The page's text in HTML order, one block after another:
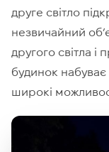
друге світло
незвичайний
другого світла
будинок набуває
широкі